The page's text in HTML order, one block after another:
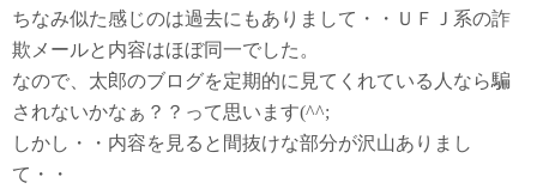
ちなみ似た感じのは過去にもありまして・・ＵＦＪ系の詐
欺メールと内容はほぼ同一でした。
なので、太郎のブログを定期的に見てくれている人なら騙
されないかなぁ？？って思います(^^;
しかし・・内容を見ると間抜けな部分が沢山ありまし
て・・